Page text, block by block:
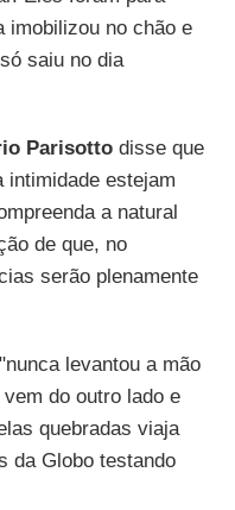
imobilizou no chão e
saiu no dia
Parisottodisse que
intimidade estejam
a natural
de que, no
serão plenamente
levantou a mão
do outro lado e
quebradas viaja
da Globo testando